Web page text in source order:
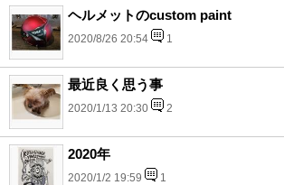
ヘルメットのcustom paint
2020/8/26 20:54 1
最近良く思う事
2020/1/13 20:30 2
2020年
2020/1/2 19:59 1